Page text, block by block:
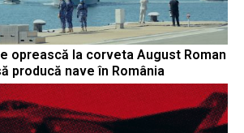
oprească la corveta August Roman
producă nave în România